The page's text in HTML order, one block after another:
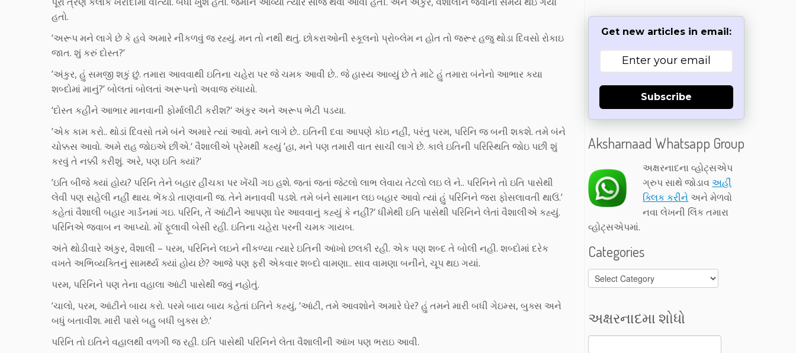
હતો.
‘અરૂપ મને લાગે છે કે હવે અમારે નીકળવું જ રહ્યું. મન તો નથી થતું. છોકરાઓની સ્કૂલનો પ્રોબ્લેમ ન હોત તો જરૂર હજુ થોડા દિવસો રોકાઇ
જાત. શું કરું દોસ્ત?‘
’અંકુર, હું સમજી શકું છું. તમારા આવવાથી ઇતિના ચહેરા પર જે ચમક આવી છે.. જે હાસ્ય આવ્યું છે તે માટે હું તમારા બંનેનો આભાર કયા
શબ્દોમાં માનું?’ બોલતાં બોલતાં અરૂપનો અવાજ રુંધાયો.
‘દોસ્ત કહીને આભાર માનવાની ફોર્માલીટી કરીશ?‘ અંકુર અને અરૂપ ભેટી પડયા.
’એક કામ કરો.. થોડાં દિવસો તમે બંને અમારે ત્યાં આવો. મને લાગે છે.. ઇતિની દવા આપણે કોઇ નહીં, પરંતુ પરમ, પરિનિ જ બની શકશે. તમે બંને
ચોક્કસ આવો. અમે રાહ જોઇએ છીએ.‘ વૈશાલીએ પ્રેમથી કહ્યું ’હા, મને પણ તમારી વાત સાચી લાગે છે. કાલે ઇતિની પરિસ્થિતિ જોઇ પછી શું
કરવું તે નક્કી કરીશું. અરે, પણ ઇતિ ક્યાં?‘
’ઇતિ બીજે ક્યાં હોય? પરિનિ તેને બહાર હીંચકા પર ખેંચી ગઇ હશે. જતાં જતાં જેટલો લાભ લેવાય તેટલો લઇ લે ને.. પરિનિને તો ઇતિ પાસેથી
લેવી પણ સહેલી નહીં થાય. ભેંકડો તાણવાની જ. તેને મનાવવી પડશે. તમે બંને સામાન લઇ બહાર આવો ત્યાં હું પરિનિને જરા ફોસલાવતી થાઉં.’
કહેતાં વૈશાલી બહાર ગાર્ડનમાં ગઇ. પરિનિ, તેં આંટીને આપણા ઘેર આવવાનું કહ્યું કે નહીં?‘ ધીમેથી ઇતિ પાસેથી પરિનિને લેતાં વૈશાલીએ કહ્યું.
પરિનિએ જવાબ ન આપ્યો. મોં ફૂલાવી બેસી રહી. ઇતિના ચહેરા પરની ચમક ગાયબ.
અંતે થોડીવારે અંકુર, વૈશાલી – પરમ, પરિનિને લઇને નીકળ્યા ત્યારે ઇતિની આંખો છલકી રહી. એક પણ શબ્દ તે બોલી નહી. શબ્દોમાં દરેક
વખતે અભિવ્યક્તિનું સામર્થ્ય ક્યાં હોય છે? આજે પણ ફરી એકવાર શબ્દો વામણા.. સાવ વામણા બનીને, ચૂપ થઇ ગયાં.
પરમ, પરિનિને પણ તેના વહાલા આંટી પાસેથી જવું નહોતું.
‘ચાલો, પરમ, આંટીને બાય કરો. પરમે બાય બાય કહેતાં ઇતિને કહ્યું, ‘આંટી, તમે આવશોને અમારે ઘેર? હું તમને મારી બધી ગેઇમ્સ, બુક્સ અને
બધું બતાવીશ. મારી પાસે બહુ બધી બુક્સ છે.‘
પરિનિ તો ઇતિને વહાલથી વળગી જ રહી. ઇતિ પાસેથી પરિનિને લેતા વૈશાલીની આંખ પણ ભરાઇ આવી.
Get new articles in email:
Subscribe
Aksharnaad Whatsapp Group
અક્ષરનાદના વ્હોટ્સએપ
ગ્રુપ સાથે જોડાવઅહીં
ક્લિક કરીને અને મેળવો
નવા લેખની લિંક તમારા
વ્હોટ્સએપમાં.
Categories
Categories
અક્ષરનાદમા શોધો